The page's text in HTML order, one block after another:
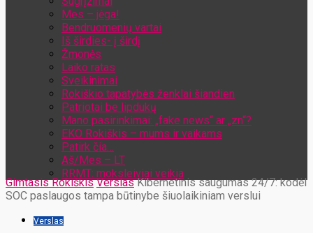
Mes – jėga!
Bendruomenių vartai
Iš širdies- į širdį
Žmonės
Laiko ratas
Sveikinimai
Rokiškio tapatybės ženklai šiandien
Patriotai be lipdukų
Mano pasirinkimai: „fake news“ ar „zn“?
EKO Rokiškis – mums ir vaikams
Patirk čia…
Aš/Mes – LT
RRMT: moksleiviai veikia
Gimtasis Rokiškis Verslas Kibernetinis saugumas 24/7: kodėl
SOC paslaugos tampa būtinybe šiuolaikiniam verslui
Verslas